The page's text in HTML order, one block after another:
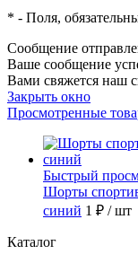
* - Поля,
Сообщение
Ваше сообщение
Вами свяжется наш
Закрыть окно
Просмотренные
Быстрый
Шорты
синий 1 ₽ / шт
Каталог